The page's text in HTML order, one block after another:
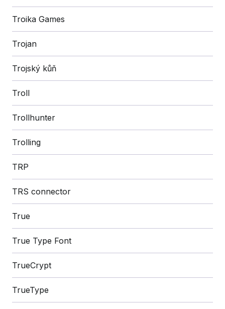
Troika Games
Trojan
Trojský kůň
Troll
Trollhunter
Trolling
TRP
TRS connector
True
True Type Font
TrueCrypt
TrueType